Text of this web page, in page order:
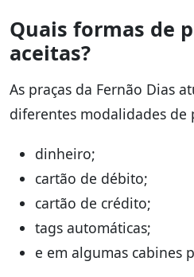
Quais formas de
aceitas?
As praças da Fernão Dias
diferentes modalidades de
dinheiro;
cartão de débito;
cartão de crédito;
tags automáticas;
e em algumas cabines